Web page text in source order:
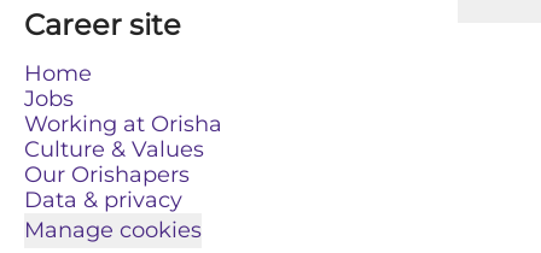
Career site
Home
Jobs
Working at Orisha
Culture & Values
Our Orishapers
Data & privacy
Manage cookies